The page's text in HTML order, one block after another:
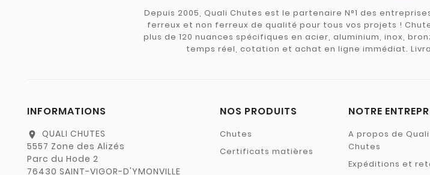
Depuis 2005, Quali Chutes est le partenaire N°1 des
ferreux et non ferreux de qualité pour tous vos projets !
plus de 120 nuances spécifiques en acier, aluminium, inox,
temps réel, cotation et achat en ligne immédiat.
INFORMATIONS
location_on
QUALI CHUTES
5557 Zone des Alizés
Parc du Hode 2
76430 SAINT-VIGOR-D'YMONVILLE
NOS PRODUITS
Chutes
Certificats matières
NOTRE
A propos de Quali
Chutes
Expéditions et